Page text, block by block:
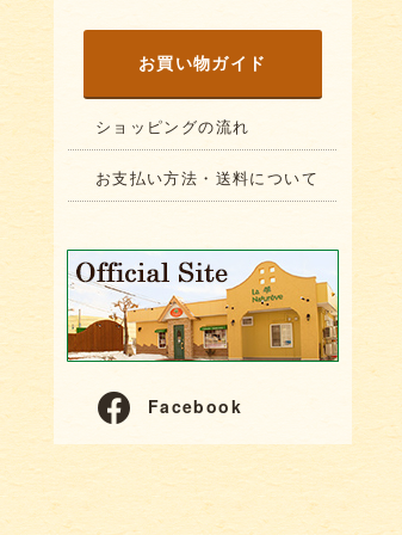
お買い物ガイド
ショッピングの流れ
お支払い方法・送料について
Facebook